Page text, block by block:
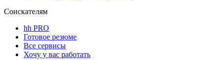
Соискателям
hh PRO
Готовое резюме
Все сервисы
Хочу у вас работать